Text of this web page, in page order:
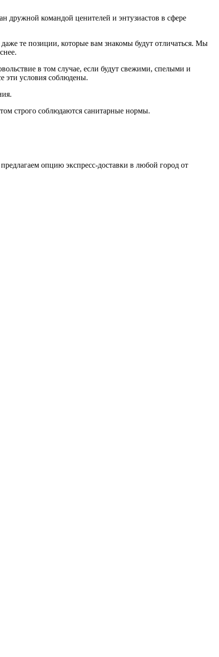
дружной командой ценителей и энтузиастов в сфере
те позиции, которые вам знакомы будут отличаться. Мы
в том случае, если будут свежими, cпелыми и
эти условия соблюдены.
строго соблюдаются санитарные нормы.
опцию экспресс-доставки в любой город от